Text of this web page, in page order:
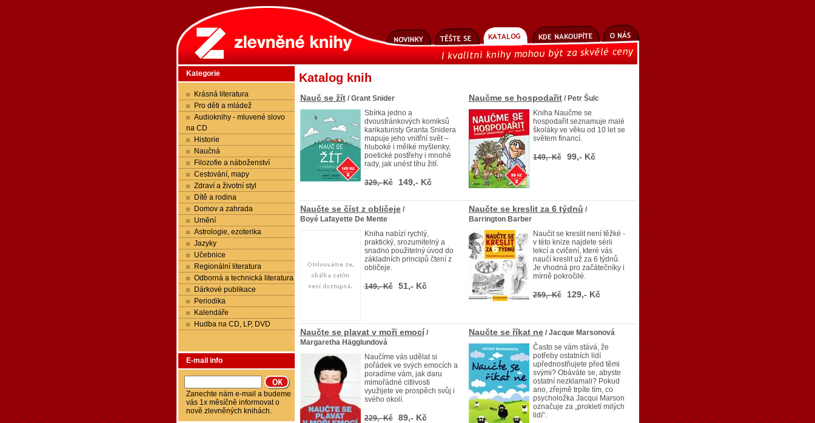
Kategorie
Krásná literatura
Pro děti a mládež
Audioknihy - mluvené slovo
na CD
Historie
Naučná
Filozofie a náboženství
Cestování, mapy
Zdraví a životní styl
Dítě a rodina
Domov a zahrada
Umění
Astrologie, ezoterika
Jazyky
Učebnice
Regionální literatura
Odborná a technická literatura
Dárkové publikace
Periodika
Kalendáře
Hudba na CD, LP, DVD
E-mail info
Zanechte nám e-mail a budeme
vás 1x měsíčně informovat o
nově zlevněných knihách.
Katalog knih
Nauč se žít/ Grant Snider
Sbírka jedno a
dvoustránkových komiksů
karikaturisty Granta Snidera
mapuje jeho vnitřní svět –
hluboké i mělké myšlenky,
poetické postřehy i mnohé
rady, jak unést tíhu žití.
329,- Kč 149,- Kč
Naučme se hospodařit/ Petr Šulc
Kniha Naučme se
hospodařit seznamuje malé
školáky ve věku od 10 let se
světem financí.
149,- Kč 99,- Kč
Naučte se číst z obličeje/
Boyé Lafayette De Mente
Kniha nabízí rychlý,
praktický, srozumitelný a
snadno použitelný úvod do
základních principů čtení z
obličeje.
149,- Kč 51,- Kč
Naučte se kreslit za 6 týdnů /
Barrington Barber
Naučit se kreslit není těžké -
v této knize najdete sérii
lekcí a cvičení, které vás
naučí kreslit už za 6 týdnů.
Je vhodná pro začátečníky i
mírně pokročilé.
259,- Kč 129,- Kč
Naučte se plavat v moři emocí /
Margaretha Hägglundová
Naučíme vás udělat si
pořádek ve svých emocích a
poradíme vám, jak daru
mimořádné citlivosti
využijete ve prospěch svůj i
svého okolí.
229,- Kč 89,- Kč
Naučte se říkat ne/ Jacque Marsonová
Často se vám stává, že
potřeby ostatních lidí
upřednostňujete před těmi
svými? Obáváte se, abyste
ostatní nezklamali? Pokud
ano, zřejmě trpíte tím, co
psycholožka Jacqui Marson
označuje za „prokletí milých
lidí“.